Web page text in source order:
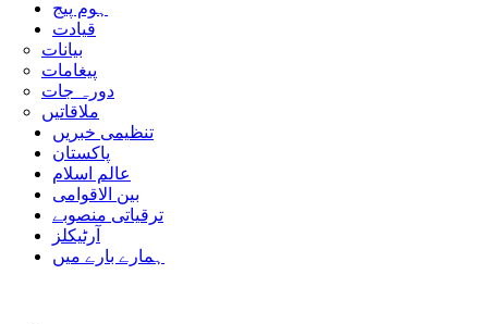
ہوم پیج
قیادت
بیانات
پیغامات
دورہ جات
ملاقاتیں
تنظیمی خبریں
پاکستان
عالم اسلام
بین الاقوامی
ترقیاتی منصوبے
آرٹیکلز
ہمارے بارے میں